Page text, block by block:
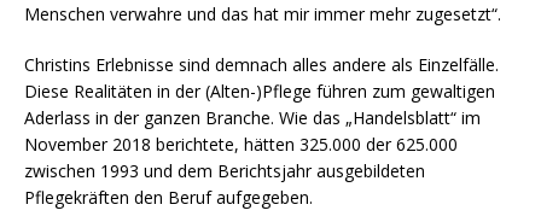
Menschen verwahre und das hat mir immer mehr zugesetzt“.
Christins Erlebnisse sind demnach alles andere als Einzelfälle.
Diese Realitäten in der (Alten-)Pflege führen zum gewaltigen
Aderlass in der ganzen Branche. Wie das „Handelsblatt“ im
November 2018 berichtete, hätten 325.000 der 625.000
zwischen 1993 und dem Berichtsjahr ausgebildeten
Pflegekräften den Beruf aufgegeben.